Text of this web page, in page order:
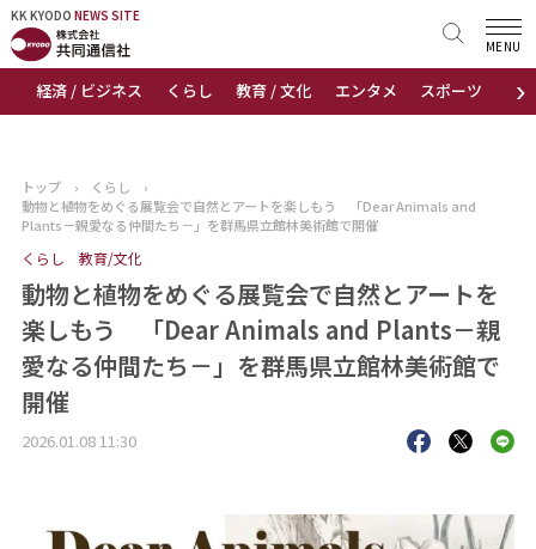
KK KYODO NEWS SITE
›
経済 / ビジネス くらし 教育 / 文化 エンタメ スポーツ 地域
MENU
KK KYODONEWS SITE
トップページ
ニュース
おすすめコンテンツ
出版物
会社概要
トップ › くらし
›
動物と植物をめぐる展覧会で自然とアートを楽しもう 「Dear Animals and
Plants－親愛なる仲間たち－」を群馬県立館林美術館で開催
くらし 教育/文化
動物と植物をめぐる展覧会で自然とアートを
楽しもう 「Dear Animals and Plants－親
愛なる仲間たち－」を群馬県立館林美術館で
開催
2026.01.08 11:30